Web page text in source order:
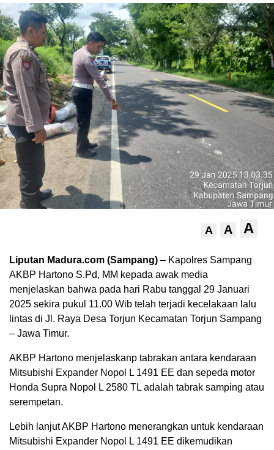
A A A
Liputan Madura.com (Sampang) – Kapolres Sampang
AKBP Hartono S.Pd, MM kepada awak media
menjelaskan bahwa pada hari Rabu tanggal 29 Januari
2025 sekira pukul 11.00 Wib telah terjadi kecelakaan lalu
lintas di Jl. Raya Desa Torjun Kecamatan Torjun Sampang
– Jawa Timur.
AKBP Hartono menjelaskanp tabrakan antara kendaraan
Mitsubishi Expander Nopol L 1491 EE dan sepeda motor
Honda Supra Nopol L 2580 TL adalah tabrak samping atau
serempetan.
Lebih lanjut AKBP Hartono menerangkan untuk kendaraan
Mitsubishi Expander Nopol L 1491 EE dikemudikan